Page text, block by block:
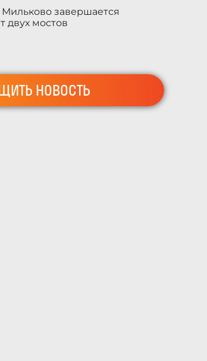
Мильково завершается
двух мостов
НОВОСТЬ